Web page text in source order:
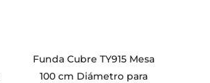
Funda Cubre TY915 Mesa
100 cm Diámetro para